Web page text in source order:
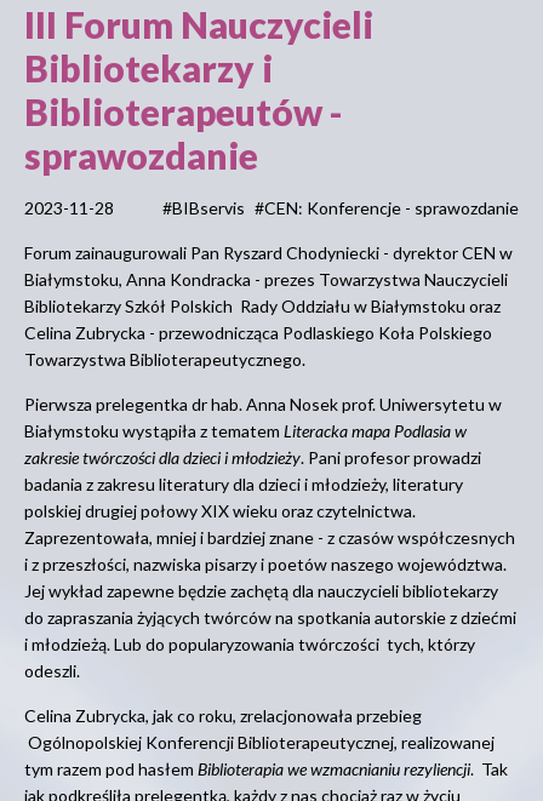
III Forum Nauczycieli
Bibliotekarzy i
Biblioterapeutów -
sprawozdanie
#BIBservis #CEN: Konferencje - sprawozdanie
2023-11-28
Forum zainaugurowali Pan Ryszard Chodyniecki - dyrektor CEN w
Białymstoku, Anna Kondracka - prezes Towarzystwa Nauczycieli
Bibliotekarzy Szkół Polskich Rady Oddziału w Białymstoku oraz
Celina Zubrycka - przewodnicząca Podlaskiego Koła Polskiego
Towarzystwa Biblioterapeutycznego.
Pierwsza prelegentka dr hab. Anna Nosek prof. Uniwersytetu w
Białymstoku wystąpiła z tematem Literacka mapa Podlasia w
zakresie twórczości dla dzieci i młodzieży. Pani profesor prowadzi
badania z zakresu literatury dla dzieci i młodzieży, literatury
polskiej drugiej połowy XIX wieku oraz czytelnictwa.
Zaprezentowała, mniej i bardziej znane - z czasów współczesnych
i z przeszłości, nazwiska pisarzy i poetów naszego województwa.
Jej wykład zapewne będzie zachętą dla nauczycieli bibliotekarzy
do zapraszania żyjących twórców na spotkania autorskie z dziećmi
i młodzieżą. Lub do popularyzowania twórczości tych, którzy
odeszli.
Celina Zubrycka, jak co roku, zrelacjonowała przebieg
Ogólnopolskiej Konferencji Biblioterapeutycznej, realizowanej
tym razem pod hasłem Biblioterapia we wzmacnianiu rezyliencji. Tak
jak podkreśliła prelegentką, każdy z nas chociaż raz w życiu